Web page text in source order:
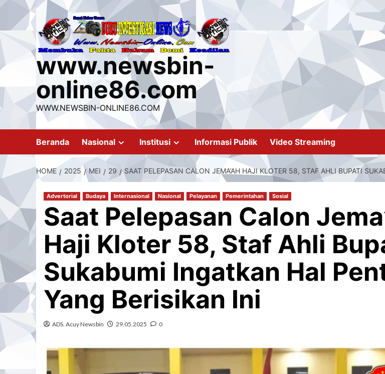
content
www.newsbin-
online86.com
WWW.NEWSBIN-ONLINE86.COM
Beranda Nasional Institusi Informasi Publik Video Streaming
HOME 2025 MEI 29 SAAT PELEPASAN CALON JEMA’AH HAJI KLOTER 58, STAF AHLI BUPATI
Advertorial Budaya Internasional Nasional Pelayanan Pemerintahan Sosial
Saat Pelepasan Calon
Haji Kloter 58, Staf Ahli
Sukabumi Ingatkan Hal
Yang Berisikan Ini
ADS. Acuy Newsbin 29.05.2025 0